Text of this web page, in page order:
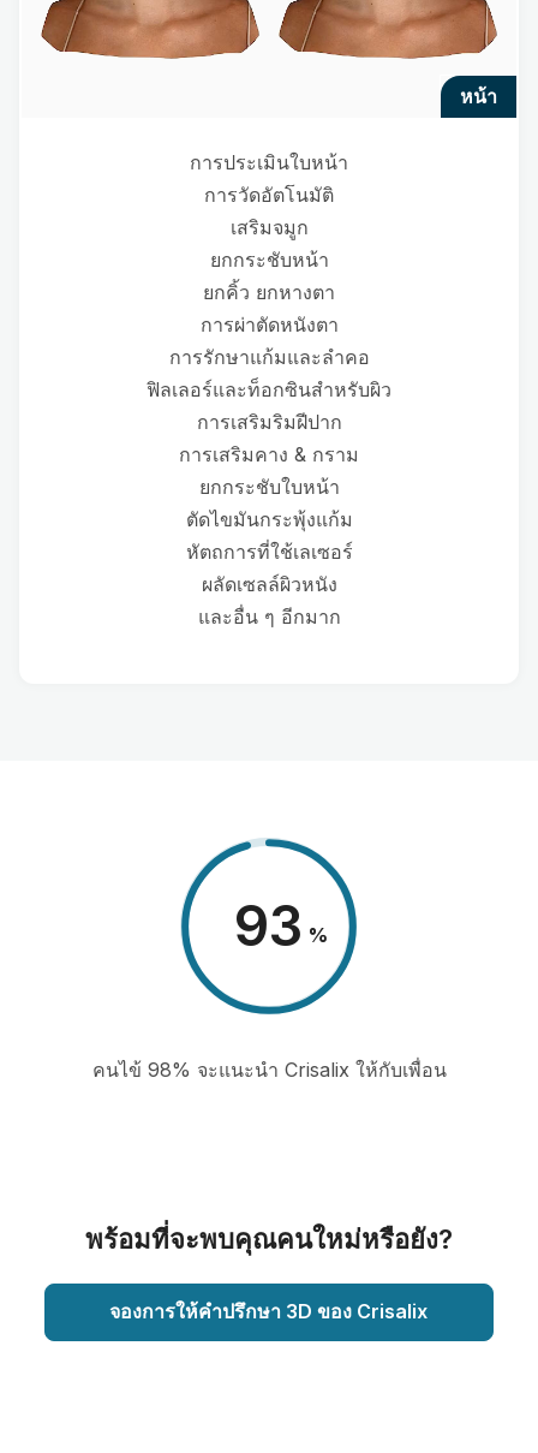
หน้า
การประเมินใบหน้า
การวัดอัตโนมัติ
เสริมจมูก
ยกกระชับหน้า
ยกคิ้ว ยกหางตา
การผ่าตัดหนังตา
การรักษาแก้มและลำคอ
ฟิลเลอร์และท็อกซินสำหรับผิว
การเสริมริมฝีปาก
การเสริมคาง & กราม
ยกกระชับใบหน้า
ตัดไขมันกระพุ้งแก้ม
หัตถการที่ใช้เลเซอร์
ผลัดเซลล์ผิวหนัง
และอื่น ๆ อีกมาก
98 %
คนไข้ 98% จะแนะนำ Crisalix ให้กับเพื่อน
พร้อมที่จะพบคุณคนใหม่หรือยัง?
จองการให้คำปรึกษา 3D ของ Crisalix